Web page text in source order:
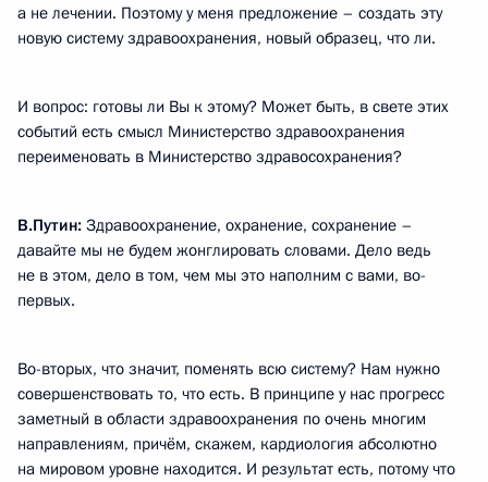
а не лечении. Поэтому у меня предложение – создать эту
новую систему здравоохранения, новый образец, что ли.
И вопрос: готовы ли Вы к этому? Может быть, в свете этих
событий есть смысл Министерство здравоохранения
переименовать в Министерство здравосохранения?
В.Путин: Здравоохранение, охранение, сохранение –
давайте мы не будем жонглировать словами. Дело ведь
не в этом, дело в том, чем мы это наполним с вами, во-
первых.
Во-вторых, что значит, поменять всю систему? Нам нужно
совершенствовать то, что есть. В принципе у нас прогресс
заметный в области здравоохранения по очень многим
направлениям, причём, скажем, кардиология абсолютно
на мировом уровне находится. И результат есть, потому что